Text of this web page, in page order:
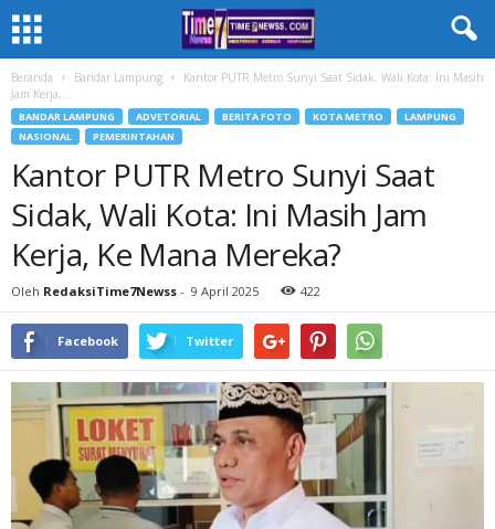
Beranda Bandar Lampung
Kantor PUTR Metro Sunyi Saat Sidak, Wali Kota: Ini Masih
Jam Kerja,...
BANDAR LAMPUNG ADVETORIAL BERITA FOTO KOTA METRO
LAMPUNG
NASIONAL
PEMERINTAHAN
Kantor PUTR Metro Sunyi Saat
Sidak, Wali Kota: Ini Masih Jam
Kerja, Ke Mana Mereka?
Oleh RedaksiTime7Newss - 9 April 2025 422
Facebook Twitter